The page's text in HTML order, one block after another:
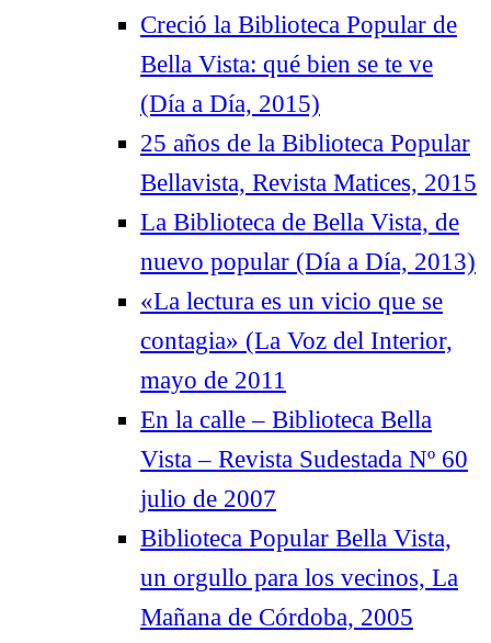
Creció la Biblioteca Popular de
Bella Vista: qué bien se te ve
(Día a Día, 2015)
25 años de la Biblioteca Popular
Bellavista, Revista Matices, 2015
La Biblioteca de Bella Vista, de
nuevo popular (Día a Día, 2013)
«La lectura es un vicio que se
contagia» (La Voz del Interior,
mayo de 2011
En la calle – Biblioteca Bella
Vista – Revista Sudestada Nº 60
julio de 2007
Biblioteca Popular Bella Vista,
un orgullo para los vecinos, La
Mañana de Córdoba, 2005